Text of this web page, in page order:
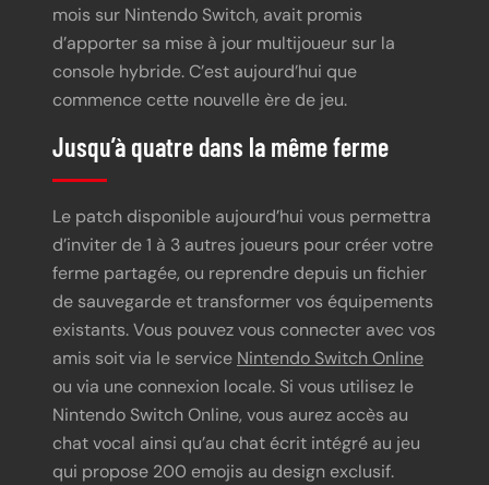
mois sur Nintendo Switch, avait promis
d’apporter sa mise à jour multijoueur sur la
console hybride. C’est aujourd’hui que
commence cette nouvelle ère de jeu.
Jusqu’à quatre dans la même ferme
Le patch disponible aujourd’hui vous permettra
d’inviter de 1 à 3 autres joueurs pour créer votre
ferme partagée, ou reprendre depuis un fichier
de sauvegarde et transformer vos équipements
existants. Vous pouvez vous connecter avec vos
amis soit via le service Nintendo Switch Online
ou via une connexion locale. Si vous utilisez le
Nintendo Switch Online, vous aurez accès au
chat vocal ainsi qu’au chat écrit intégré au jeu
qui propose 200 emojis au design exclusif.